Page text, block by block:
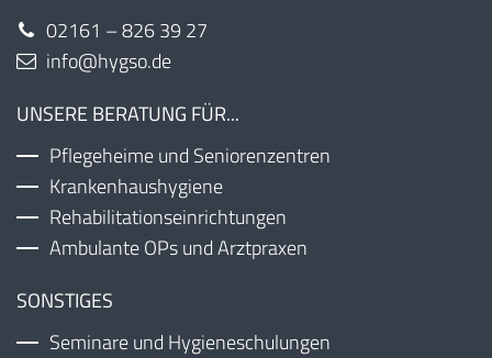
02161 – 826 39 27
info@hygso.de
UNSERE BERATUNG FÜR...
Pflegeheime und Seniorenzentren
Krankenhaushygiene
Rehabilitationseinrichtungen
Ambulante OPs und Arztpraxen
SONSTIGES
Seminare und Hygieneschulungen